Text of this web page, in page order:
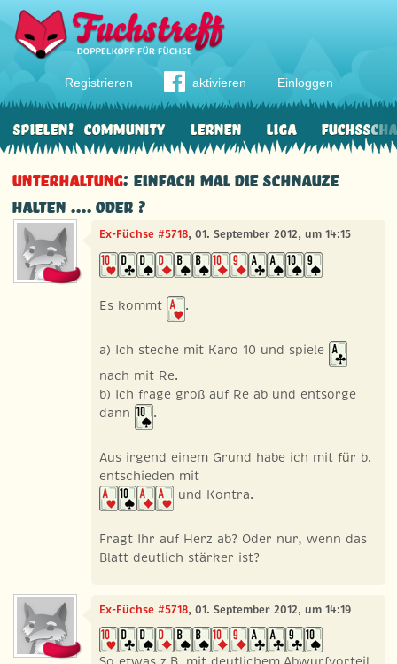
Registrieren aktivieren Einloggen
Community Lernen Liga
Spielen!
Unterhaltung: Einfach mal die Schnauze
halten .... oder ?
Ex-Füchse #5718, 01. September 2012, um 14:15
Es kommt .
a) Ich steche mit Karo 10 und spiele
nach mit Re.
b) Ich frage groß auf Re ab und entsorge
dann
.
Aus irgend einem Grund habe ich mit für b.
entschieden mit
und Kontra.
Fragt Ihr auf Herz ab? Oder nur, wenn das
Blatt deutlich stärker ist?
Ex-Füchse #5718, 01. September 2012, um 14:19